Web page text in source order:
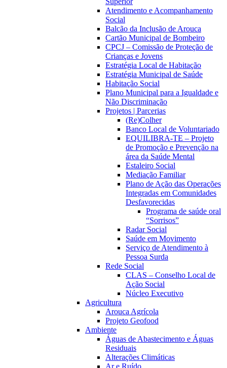
Atendimento e Acompanhamento
Social
Balcão da Inclusão de Arouca
Cartão Municipal de Bombeiro
CPCJ – Comissão de Proteção de
Crianças e Jovens
Estratégia Local de Habitação
Estratégia Municipal de Saúde
Habitação Social
Plano Municipal para a Igualdade e
Não Discriminação
Projetos | Parcerias
(Re)Colher
Banco Local de Voluntariado
EQUILIBRA-TE – Projeto
de Promoção e Prevenção na
área da Saúde Mental
Estaleiro Social
Mediação Familiar
Plano de Ação das Operações
Integradas em Comunidades
Desfavorecidas
Programa de saúde oral
“Sorrisos”
Radar Social
Saúde em Movimento
Serviço de Atendimento à
Pessoa Surda
Rede Social
CLAS – Conselho Local de
Ação Social
Núcleo Executivo
Agricultura
Arouca Agrícola
Projeto Geofood
Ambiente
Águas de Abastecimento e Águas
Residuais
Alterações Climáticas
Ar e Ruído